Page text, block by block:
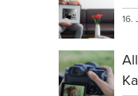
16.